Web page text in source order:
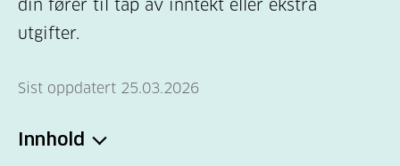
din fører til tap av inntekt eller ekstra
utgifter.
Sist oppdatert 25.03.2026
Innhold